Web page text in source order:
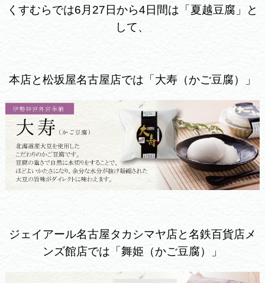
くすむらでは6月27日から4日間は「夏越豆腐」と
して、
本店と松坂屋名古屋店では「大寿（かご豆腐）」
ジェイアール名古屋タカシマヤ店と名鉄百貨店メ
ンズ館店では「舞姫（かご豆腐）」